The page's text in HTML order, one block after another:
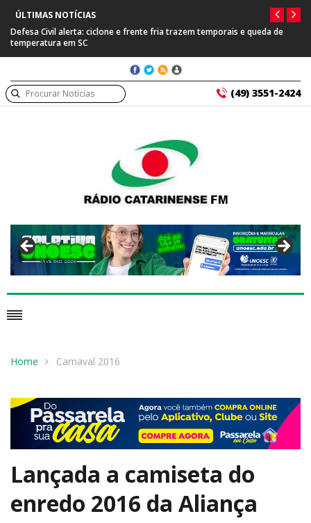
ÚLTIMAS NOTÍCIAS
Defesa Civil alerta: ciclone e frente fria trazem temporais e queda de
temperatura em SC
(49) 3551-2424
Home Carnaval 2016
Lançada a camiseta do
enredo 2016 da Aliança